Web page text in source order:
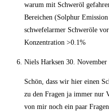
warum mit Schweröl
Bereichen (Solphur
schwefelarmer Schweröle
Konzentration >0.1%
Niels Harksen 30. November
Schön, dass wir hier einen
zu den Fragen ja immer nur
von mir noch ein paar